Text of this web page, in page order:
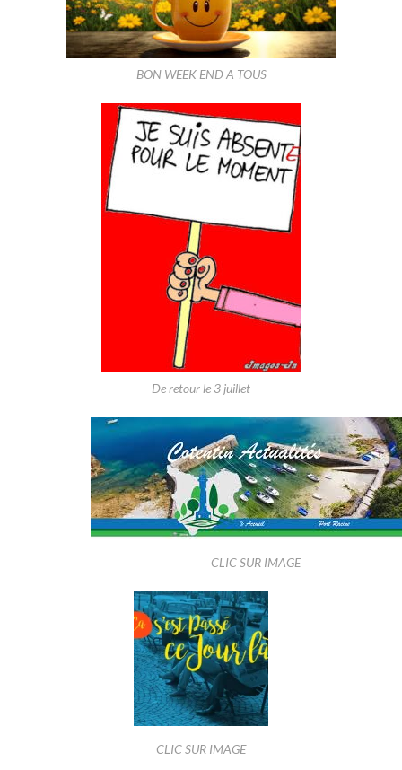
BON WEEK END A TOUS
De retour le 3 juillet
CLIC SUR IMAGE
CLIC SUR IMAGE